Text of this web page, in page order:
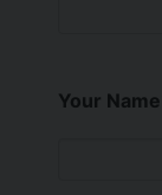
Your Name